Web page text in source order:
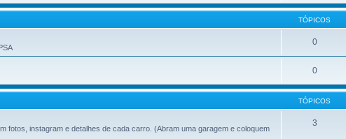
TÓPICOS
0
0
TÓPICOS
fotos, instagram e detalhes de cada carro. (Abram uma garagem e coloquem
3